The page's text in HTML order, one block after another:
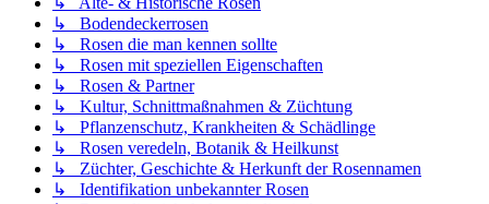
↳ Bodendeckerrosen
↳ Rosen die man kennen sollte
↳ Rosen mit speziellen Eigenschaften
↳ Rosen & Partner
↳ Kultur, Schnittmaßnahmen & Züchtung
↳ Pflanzenschutz, Krankheiten & Schädlinge
↳ Rosen veredeln, Botanik & Heilkunst
↳ Züchter, Geschichte & Herkunft der Rosennamen
↳ Identifikation unbekannter Rosen